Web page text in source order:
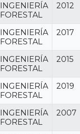
INGENIERÍA
FORESTAL
2012
INGENIERÍA
FORESTAL
2017
INGENIERÍA
FORESTAL
2015
INGENIERÍA
FORESTAL
2019
INGENIERÍA
FORESTAL
2007